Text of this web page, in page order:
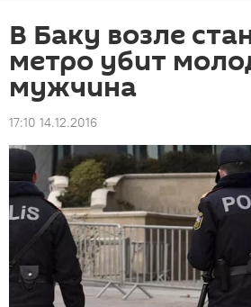
В Баку возле
метро убит
мужчина
17:10 14.12.2016